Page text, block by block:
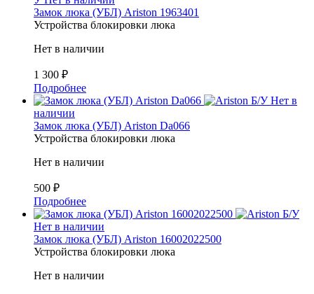
Замок люка (УБЛ) Ariston 1963401
Устройства блокировки люка
Нет в наличии
1 300 ₽
Подробнее
Б/У Нет в
наличии
Замок люка (УБЛ) Ariston Da066
Устройства блокировки люка
Нет в наличии
500 ₽
Подробнее
Б/У
Нет в наличии
Замок люка (УБЛ) Ariston 16002022500
Устройства блокировки люка
Нет в наличии